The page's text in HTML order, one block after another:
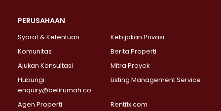
Properti Dijual di Lebak Bulus >
Properti Dijual di Gandaria Selatan >
Properti Dijual di Pondok Labu >
Properti Dijual di Lenteng Agung >
Properti Dijual di Senayan >
Properti Dijual di Pondok Pinang >
PERUSAHAAN
Syarat & Ketentuan
Kebijakan Privasi
Komunitas
Berita Properti
Ajukan Konsultasi
Mitra Proyek
Hubungi:
enquiry@belirumah.co
Listing Management Service
Agen Properti Rentfix.com